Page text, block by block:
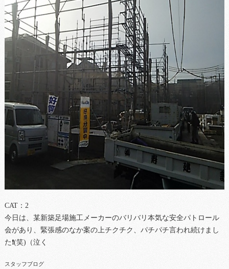
CAT：2
今日は、某新築足場施工メーカーのバリバリ本気な安全パトロール
会があり、緊張感のなか案の上チクチク、パチパチ言われ続けまし
た❗(笑)（泣く
スタッフブログ